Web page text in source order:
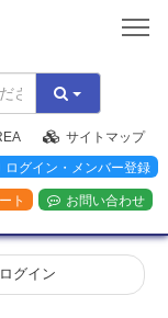
サイトマップ
ログイン・メンバー登録
ト お問い合わせ
グイン